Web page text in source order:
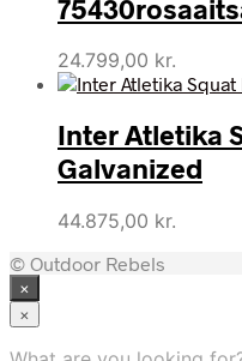
24.799,00 kr.
Inter Atletika
Galvanized
44.875,00 kr.
© Outdoor Rebels
×
×